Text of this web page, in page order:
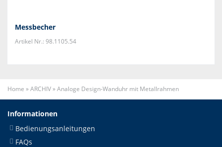
Messbecher
Artikel Nr.: 98.1105.54
Home »ARCHIV»Analoge Design-Wanduhr mit Metallrahmen
Informationen
Bedienungsanleitungen
FAQs